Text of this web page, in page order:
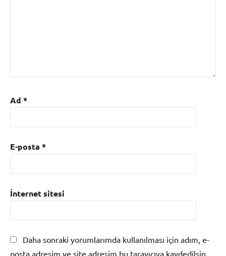
Ad *
E-posta *
İnternet sitesi
Daha sonraki yorumlarımda kullanılması için adım, e-
posta adresim ve site adresim bu tarayıcıya kaydedilsin.